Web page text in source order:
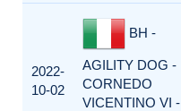
2022-
10-02
BH -
AGILITY DOG -
CORNEDO
VICENTINO VI -